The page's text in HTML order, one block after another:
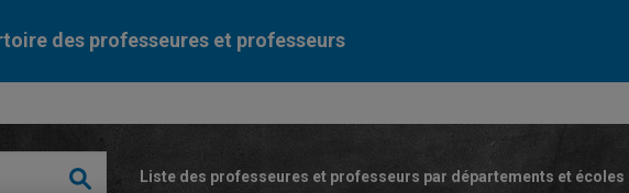
des professeures et professeurs
Liste des professeures et professeurs par départements et écoles